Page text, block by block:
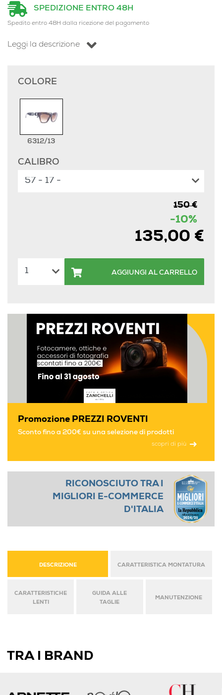
SPEDIZIONE ENTRO 48H
Spedito entro 48H dalla ricezione del pagamento
Leggi la descrizione
COLORE
6312/13
CALIBRO
150 €
-10%
135,00 €
AGGIUNGI AL CARRELLO
Promozione PREZZI ROVENTI
Sconto fino a 200€ su una selezione di prodotti
scopri di più
RICONOSCIUTO TRA I
MIGLIORI E-COMMERCE
D'ITALIA
DESCRIZIONE CARATTERISTICA MONTATURA
CARATTERISTICHE
LENTI
GUIDA ALLE
TAGLIE
MANUTENZIONE
TRA I BRAND